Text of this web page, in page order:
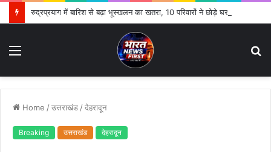
Home /उत्तराखंड /देहरादून
Breaking उत्तराखंड देहरादून